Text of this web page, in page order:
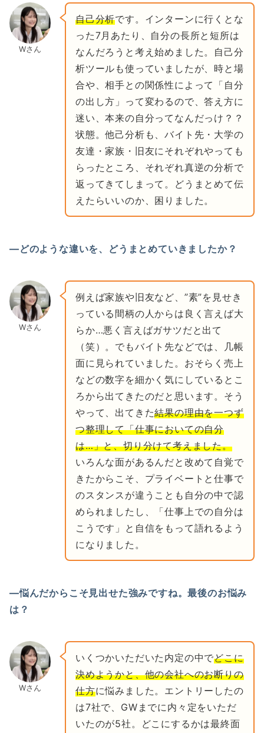
Wさん
自己分析です。インターンに行くとな
った7月あたり、自分の長所と短所は
なんだろうと考え始めました。自己分
析ツールも使っていましたが、時と場
合や、相手との関係性によって「自分
の出し方」って変わるので、答え方に
迷い、本来の自分ってなんだっけ？？
状態。他己分析も、バイト先・大学の
友達・家族・旧友にそれぞれやっても
らったところ、それぞれ真逆の分析で
返ってきてしまって。どうまとめて伝
えたらいいのか、困りました。
―どのような違いを、どうまとめていきましたか？
Wさん
例えば家族や旧友など、”素”を見せき
っている間柄の人からは良く言えば大
らか…悪く言えばガサツだと出て
（笑）。でもバイト先などでは、几帳
面に見られていました。おそらく売上
などの数字を細かく気にしているとこ
ろから出てきたのだと思います。そう
やって、出てきた結果の理由を一つず
つ整理して「仕事においての自分
は…」と、切り分けて考えました。
いろんな面があるんだと改めて自覚で
きたからこそ、プライベートと仕事で
のスタンスが違うことも自分の中で認
められましたし、「仕事上での自分は
こうです」と自信をもって語れるよう
になりました。
―悩んだからこそ見出せた強みですね。最後のお悩み
は？
Wさん
いくつかいただいた内定の中でどこに
決めようかと、他の会社へのお断りの
仕方に悩みました。エントリーしたの
は7社で、GWまでに内々定をいただ
いたのが5社。どこにするかは最終面